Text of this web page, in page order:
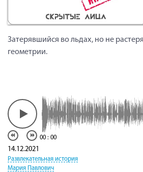
Затерявшийся во льдах, но не
геометрии.
00 : 00
14.12.2021
Развлекательная история
Мария Павлович